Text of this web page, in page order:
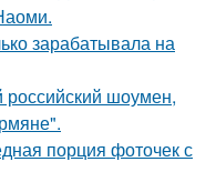
зарабатывала на
российский шоумен,
порция фоточек с